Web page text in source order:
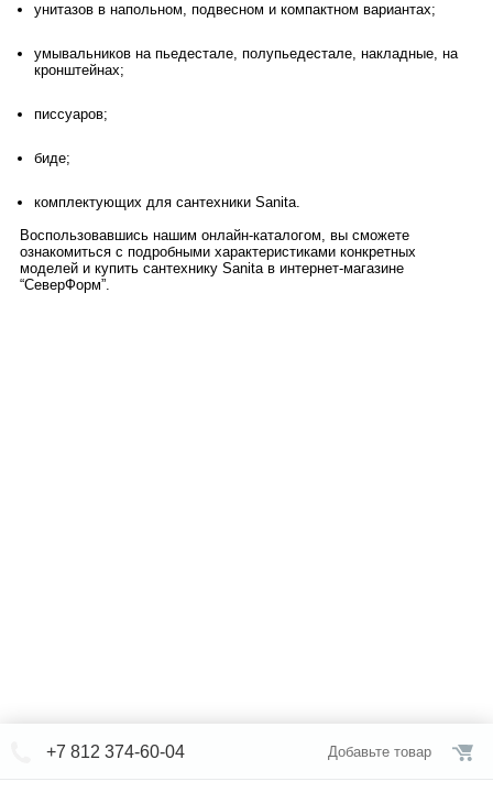
унитазов в напольном, подвесном и компактном вариантах;
умывальников на пьедестале, полупьедестале, накладные, на
кронштейнах;
писсуаров;
биде;
комплектующих для сантехники Sanita.
Воспользовавшись нашим онлайн-каталогом, вы сможете
ознакомиться с подробными характеристиками конкретных
моделей и купить сантехнику Sanita в интернет-магазине
“СеверФорм”.
+7 812 374-60-04 Добавьте товар